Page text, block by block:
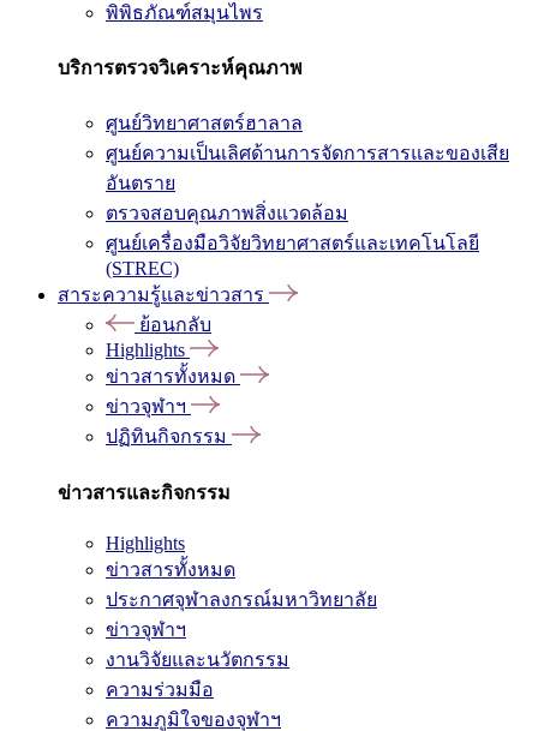
พิพิธภัณฑ์สมุนไพร
บริการตรวจวิเคราะห์คุณภาพ
ศูนย์วิทยาศาสตร์ฮาลาล
ศูนย์ความเป็นเลิศด้านการจัดการสารและของเสีย
อันตราย
ตรวจสอบคุณภาพสิ่งแวดล้อม
ศูนย์เครื่องมือวิจัยวิทยาศาสตร์และเทคโนโลยี
(STREC)
สาระความรู้และข่าวสาร
ย้อนกลับ
Highlights
ข่าวสารทั้งหมด
ข่าวจุฬาฯ
ปฏิทินกิจกรรม
ข่าวสารและกิจกรรม
Highlights
ข่าวสารทั้งหมด
ประกาศจุฬาลงกรณ์มหาวิทยาลัย
ข่าวจุฬาฯ
งานวิจัยและนวัตกรรม
ความร่วมมือ
ความภูมิใจของจุฬาฯ